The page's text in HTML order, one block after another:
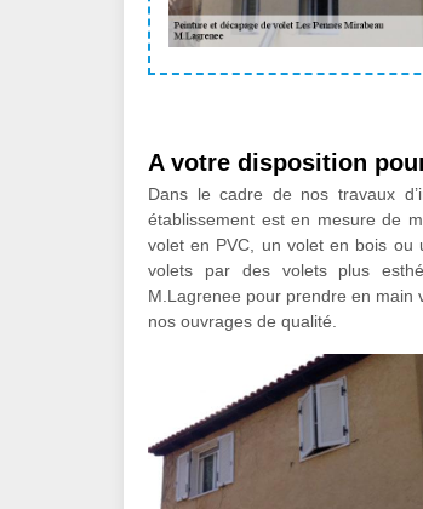
A votre disposition
Dans le cadre de nos travaux
établissement est en mesure de
volet en PVC, un volet en bois ou
volets par des volets plus
M.Lagrenee pour prendre en main
nos ouvrages de qualité.